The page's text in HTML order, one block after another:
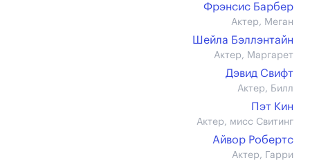
Фрэнсис Барбер
Актер, Меган
Шейла Бэллэнтайн
Актер, Маргарет
Дэвид Свифт
Актер, Билл
Пэт Кин
Актер, мисс Свитинг
Айвор Робертс
Актер, Гарри